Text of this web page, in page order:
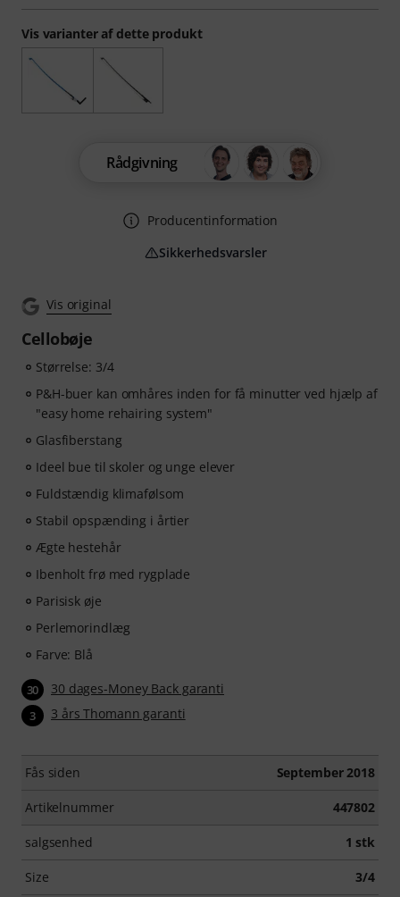
Vis original
Cellobøje
Størrelse: 3/4
P&H-buer kan omhåres inden for få minutter ved hjælp af
"easy home rehairing system"
Glasfiberstang
Ideel bue til skoler og unge elever
Fuldstændig klimafølsom
Stabil opspænding i årtier
Ægte hestehår
Ibenholt frø med rygplade
Parisisk øje
Perlemorindlæg
Farve: Blå
30 30 dages-Money Back garanti
3 3 års Thomann garanti
Fås siden September 2018
Artikelnummer 447802
salgsenhed 1 stk
Size 3/4
Vis varianter af dette produkt
Rådgivning
Producentinformation
Sikkerhedsvarsler